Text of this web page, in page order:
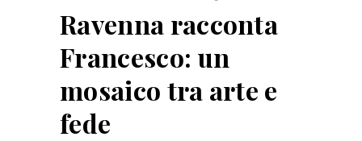
Ravenna racconta
Francesco: un
mosaico tra arte e
fede